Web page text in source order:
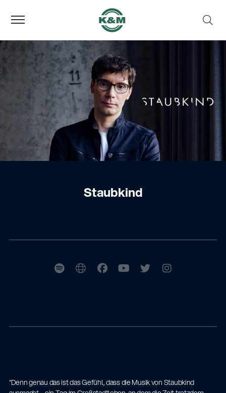
Staubkind
“Denn genau das ist das Gefühl, dass die Musik von Staubkind